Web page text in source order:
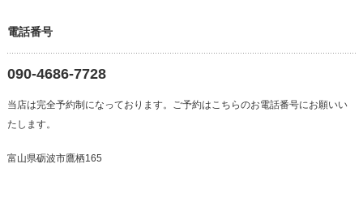
電話番号
090-4686-7728
当店は完全予約制になっております。ご予約はこちらのお電話番号にお願いい
たします。
富山県砺波市鷹栖165